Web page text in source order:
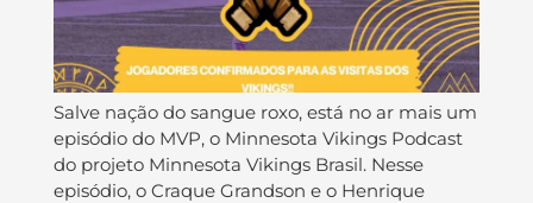
Salve nação do sangue roxo, está no ar mais um
episódio do MVP, o Minnesota Vikings Podcast
do projeto Minnesota Vikings Brasil. Nesse
episódio, o Craque Grandson e o Henrique